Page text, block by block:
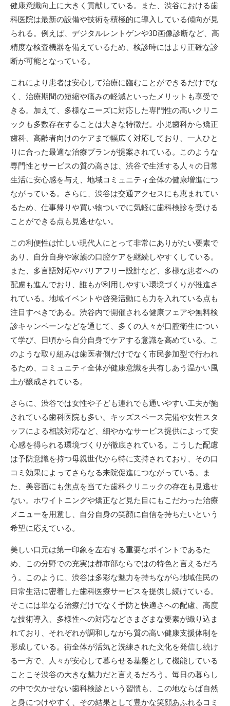
健康意識向上に大きく貢献している。また、渋谷における歯
科医院は最新の設備や技術を積極的に導入している傾向が見
られる。例えば、デジタルレントゲンや3D画像診断など、高
精度な検査機器を備えているため、検診時にはより正確な診
断が可能となっている。
これにより患者は安心して治療に臨むことができるだけでな
く、治療期間の短縮や痛みの軽減といったメリットも享受で
きる。加えて、多様なニーズに対応した専門性の高いクリニ
ックも多数存在することは大きな特徴だ。小児歯科から矯正
歯科、高齢者向けのケアまで幅広く対応しており、一人ひと
りに合った最適な治療プランが提案されている。このような
専門性とサービスの質の高さは、渋谷で生活する人々の日常
生活に安心感を与え、地域コミュニティ全体の健康増進につ
ながっている。さらに、渋谷は交通アクセスにも恵まれてい
るため、仕事帰りや買い物ついでに気軽に歯科検診を受ける
ことができる点も見逃せない。
この利便性は忙しい現代人にとって非常にありがたい要素で
あり、自分自身や家族の口腔ケアを継続しやすくしている。
また、多言語対応やバリアフリー設計など、多様な患者への
配慮も進んでおり、誰もが利用しやすい環境づくりが推進さ
れている。地域イベントや啓発活動にも力を入れている点も
注目すべきである。渋谷内で開催される健康フェアや無料検
診キャンペーンなどを通じて、多くの人々が口腔衛生につい
て学び、日頃から自分自身でケアする意識を高めている。こ
のような取り組みは歯医者側だけでなく市民参加型で行われ
るため、コミュニティ全体が健康意識を共有しあう温かい風
土が醸成されている。
さらに、渋谷では女性や子ども連れでも通いやすい工夫が施
されている歯科医院も多い。キッズスペース完備や女性スタ
ッフによる相談対応など、細やかなサービス提供によって安
心感を得られる環境づくりが徹底されている。こうした配慮
は予防意識を持つ母親世代から特に支持されており、その口
コミ効果によってさらなる来院促進につながっている。ま
た、美容面にも焦点を当てた歯科クリニックの存在も見逃せ
ない。ホワイトニングや矯正など見た目にもこだわった治療
メニューを用意し、自分自身の笑顔に自信を持ちたいという
希望に応えている。
美しい口元は第一印象を左右する重要なポイントであるた
め、この分野での充実は都市部ならではの特色と言えるだろ
う。このように、渋谷は多彩な魅力を持ちながら地域住民の
日常生活に密着した歯科医療サービスを提供し続けている。
そこには単なる治療だけでなく予防と快適さへの配慮、高度
な技術導入、多様性への対応などさまざまな要素が織り込ま
れており、それぞれが調和しながら質の高い健康支援体制を
形成している。街全体が活気と洗練された文化を発信し続け
る一方で、人々が安心して暮らせる基盤として機能している
ことこそ渋谷の大きな魅力だと言えるだろう。毎日の暮らし
の中で欠かせない歯科検診という習慣も、この地ならば自然
と身につけやすく、その結果として豊かな笑顔あふれるコミ